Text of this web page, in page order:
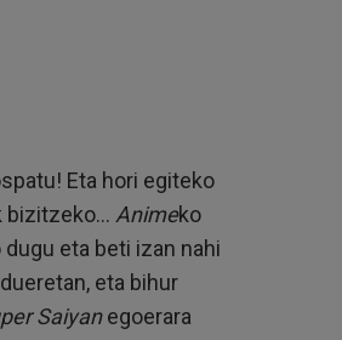
Eta hori egiteko
bizitzeko... Animeko
eta beti izan nahi
eta bihur
Saiyanegoerara